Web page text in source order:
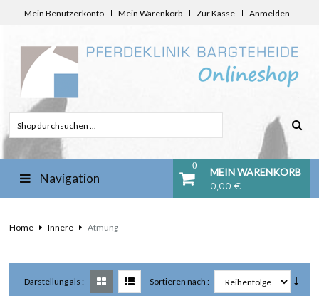
Mein Benutzerkonto Mein Warenkorb Zur Kasse Anmelden
Navigation
0
MEIN WARENKORB
0,00 €
Home Innere Atmung
Darstellung als : Sortieren nach :